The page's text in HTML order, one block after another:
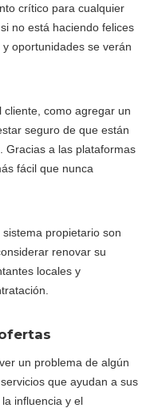
crítico para cualquier
no está haciendo felices
oportunidades se verán
como agregar un
seguro de que están
Gracias a las plataformas
fácil que nunca
propietario son
renovar su
locales y
un problema de algún
que ayudan a sus
influencia y el